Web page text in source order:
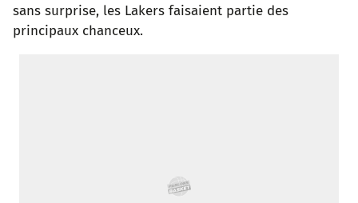
sans surprise, les Lakers faisaient partie des
principaux chanceux.